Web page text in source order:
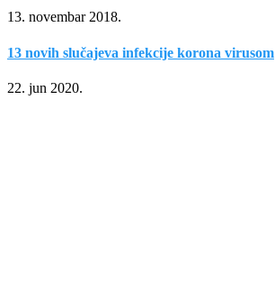
13. novembar 2018.
13 novih slučajeva infekcije korona virusom
22. jun 2020.